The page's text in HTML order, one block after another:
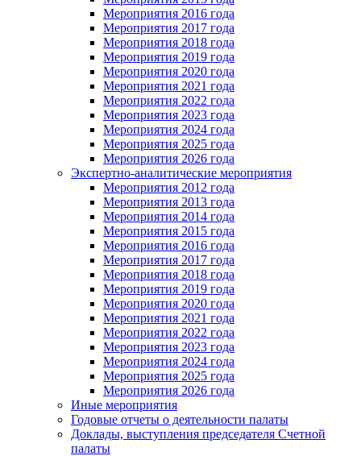
Мероприятия 2016 года
Мероприятия 2017 года
Мероприятия 2018 года
Мероприятия 2019 года
Мероприятия 2020 года
Мероприятия 2021 года
Мероприятия 2022 года
Мероприятия 2023 года
Мероприятия 2024 года
Мероприятия 2025 года
Мероприятия 2026 года
Экспертно-аналитические мероприятия
Мероприятия 2012 года
Мероприятия 2013 года
Мероприятия 2014 года
Мероприятия 2015 года
Мероприятия 2016 года
Мероприятия 2017 года
Мероприятия 2018 года
Мероприятия 2019 года
Мероприятия 2020 года
Мероприятия 2021 года
Мероприятия 2022 года
Мероприятия 2023 года
Мероприятия 2024 года
Мероприятия 2025 года
Мероприятия 2026 года
Иные мероприятия
Годовые отчеты о деятельности палаты
Доклады, выступления председателя Счетной
палаты